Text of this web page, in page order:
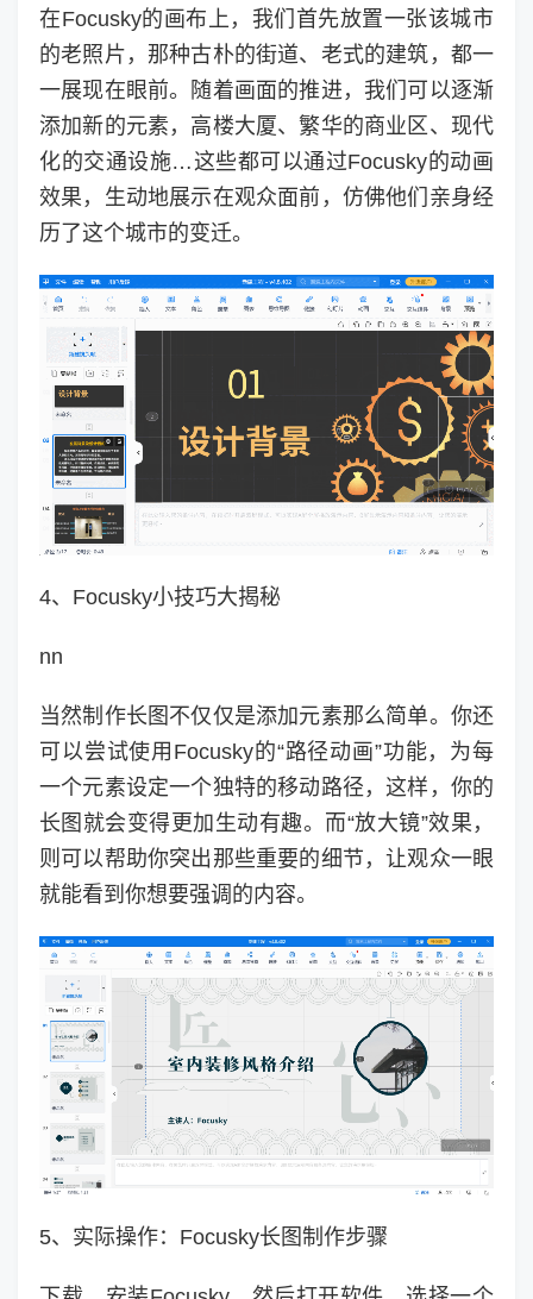
在Focusky的画布上，我们首先放置一张该城市
的老照片，那种古朴的街道、老式的建筑，都一
一展现在眼前。随着画面的推进，我们可以逐渐
添加新的元素，高楼大厦、繁华的商业区、现代
化的交通设施…这些都可以通过Focusky的动画
效果，生动地展示在观众面前，仿佛他们亲身经
历了这个城市的变迁。
4、Focusky小技巧大揭秘
nn
当然制作长图不仅仅是添加元素那么简单。你还
可以尝试使用Focusky的“路径动画”功能，为每
一个元素设定一个独特的移动路径，这样，你的
长图就会变得更加生动有趣。而“放大镜”效果，
则可以帮助你突出那些重要的细节，让观众一眼
就能看到你想要强调的内容。
5、实际操作：Focusky长图制作步骤